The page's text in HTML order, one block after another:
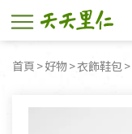
首頁 好物 衣飾鞋包